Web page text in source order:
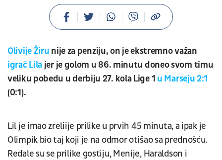
Olivije Žiru nije za penziju, on je ekstremno važan
igrač Lila jer je golom u 86. minutu doneo svom timu
veliku pobedu u derbiju 27. kola Lige 1 u Marseju 2:1
(0:1).
Lil je imao zreliije prilike u prvih 45 minuta, a ipak je
Olimpik bio taj koji je na odmor otišao sa prednošću.
Ređale su se prilike gostiju, Menije, Haraldson i